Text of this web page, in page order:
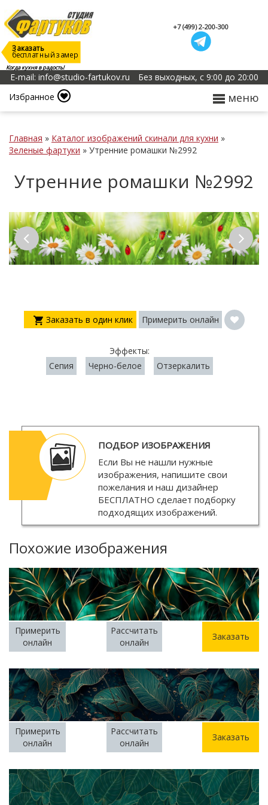
Когда кухня в радость!
Заказать
бесплатный замер
+7 (499) 2-200-300
E-mail: info@studio-fartukov.ru
Без выходных, с 9:00 до 20:00
Избранное
меню
Главная » Каталог изображений скинали для кухни »
Зеленые фартуки » Утренние ромашки №2992
Утренние ромашки №2992
Заказать в один клик Примерить онлайн
Эффекты:
Сепия
Черно-белое Отзеркалить
ПОДБОР ИЗОБРАЖЕНИЯ
Если Вы не нашли нужные
изображения, напишите свои
пожелания и наш дизайнер
БЕСПЛАТНО сделает подборку
подходящих изображений.
Похожие изображения
Примерить
онлайн
Рассчитать
онлайн
Заказать
Примерить
онлайн
Рассчитать
онлайн
Заказать